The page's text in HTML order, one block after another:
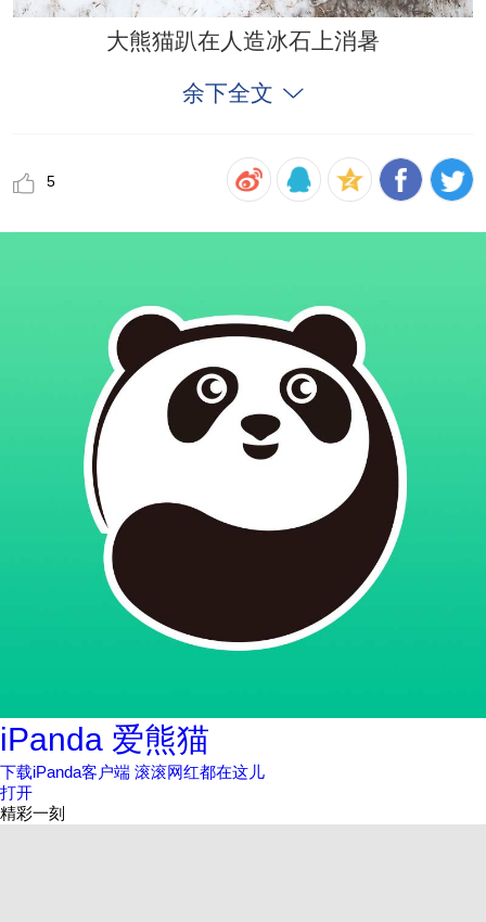
大熊猫趴在人造冰石上消暑
余下全文
5
iPanda 爱熊猫
下载iPanda客户端 滚滚网红都在这儿
打开
精彩一刻